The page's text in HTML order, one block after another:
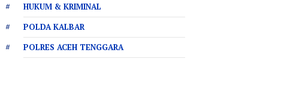
HUKUM & KRIMINAL
POLDA KALBAR
POLRES ACEH TENGGARA